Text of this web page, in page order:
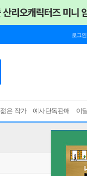
로그인
젊은 작가 예사단독판매 이